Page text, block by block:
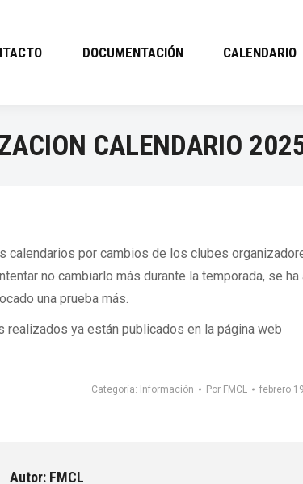
DOCUMENTACIÓN CALENDARIO
CALENDARIO
calendarios por cambios de los clubes
no cambiarlo más durante la temporada, se
una prueba más.
realizados ya están publicados en la página web
Categoría: Información Por FMCL febrero
Autor: FMCL